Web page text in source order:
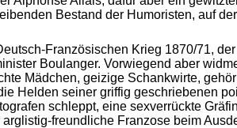
Bestand der Humoristen, auf
Französischen Krieg 1870/71,
Boulanger. Vorwiegend aber
Mädchen, geizige Schankwirte,
Helden seiner griffig geschriebenen
schleppt, eine sexverrückte
freundliche Franzose beim